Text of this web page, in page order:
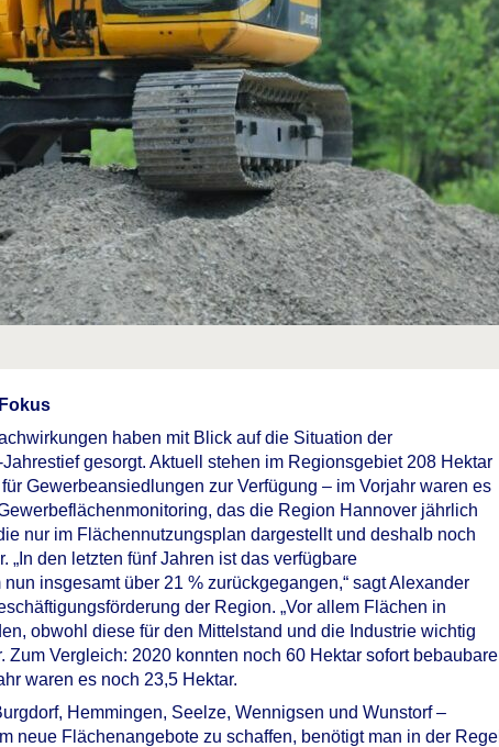
haben mit Blick auf die Situation der
gesorgt. Aktuell stehen im Regionsgebiet 208 Hektar
Gewerbeansiedlungen zur Verfügung – im Vorjahr waren es
das die Region Hannover jährlich
nur im Flächennutzungsplan dargestellt und deshalb noch
den letzten fünf Jahren ist das verfügbare
insgesamt über 21 % zurückgegangen,“ sagt Alexander
der Region. „Vor allem Flächen in
obwohl diese für den Mittelstand und die Industrie wichtig
Zum Vergleich: 2020 konnten noch 60 Hektar sofort bebaubare
waren es noch 23,5 Hektar.
Hemmingen, Seelze, Wennigsen und Wunstorf –
neue Flächenangebote zu schaffen, benötigt man in der Regel